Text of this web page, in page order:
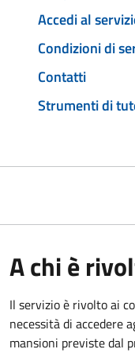
Accedi al
Condizioni di
Contatti
Strumenti di
A chi è
Il servizio è rivolto ai
necessità di accedere
mansioni previste dal